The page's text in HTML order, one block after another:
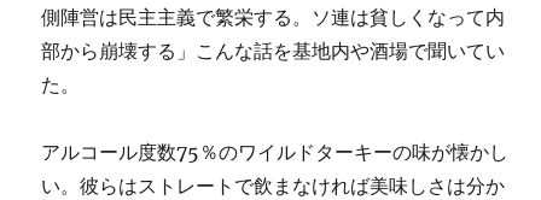
側陣営は民主主義で繁栄する。ソ連は貧しくなって内
部から崩壊する」こんな話を基地内や酒場で聞いてい
た。
アルコール度数75％のワイルドターキーの味が懐かし
い。彼らはストレートで飲まなければ美味しさは分か